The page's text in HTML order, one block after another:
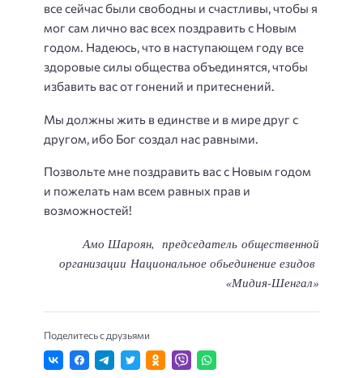
все сейчас были свободны и счастливы, чтобы я
мог сам лично вас всех поздравить с Новым
годом. Надеюсь, что в наступающем году все
здоровые силы общества объединятся, чтобы
избавить вас от гонений и притеснений.
Мы должны жить в единстве и в мире друг с
другом, ибо Бог создал нас равными.
Позвольте мне поздравить вас с Новым годом
и пожелать нам всем равных прав и
возможностей!
Амо Шароян, председатель общественной
организации Национальное обьединение езидов
«Мидия-Шенгал»
Поделитесь с друзьями